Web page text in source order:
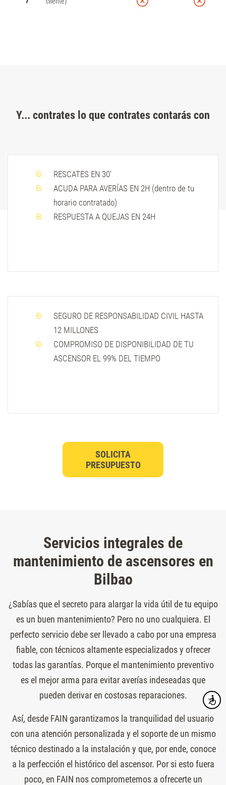
Y... contrates lo que contrates contarás con
RESCATES EN 30'
ACUDA PARA AVERÍAS EN 2H (dentro de tu
horario contratado)
RESPUESTA A QUEJAS EN 24H
SEGURO DE RESPONSABILIDAD CIVIL HASTA
12 MILLONES
COMPROMISO DE DISPONIBILIDAD DE TU
ASCENSOR EL 99% DEL TIEMPO
SOLICITA
PRESUPUESTO
Servicios integrales de
mantenimiento de ascensores en
Bilbao
¿Sabías que el secreto para alargar la vida útil de tu equipo
es un buen mantenimiento? Pero no uno cualquiera. El
perfecto servicio debe ser llevado a cabo por una empresa
fiable, con técnicos altamente especializados y ofrecer
todas las garantías. Porque el mantenimiento preventivo
es el mejor arma para evitar averías indeseadas que
pueden derivar en costosas reparaciones.
Así, desde FAIN garantizamos la tranquilidad del usuario
con una atención personalizada y el soporte de un mismo
técnico destinado a la instalación y que, por ende, conoce
a la perfección el histórico del ascensor. Por si esto fuera
poco, en FAIN nos comprometemos a ofrecerte un